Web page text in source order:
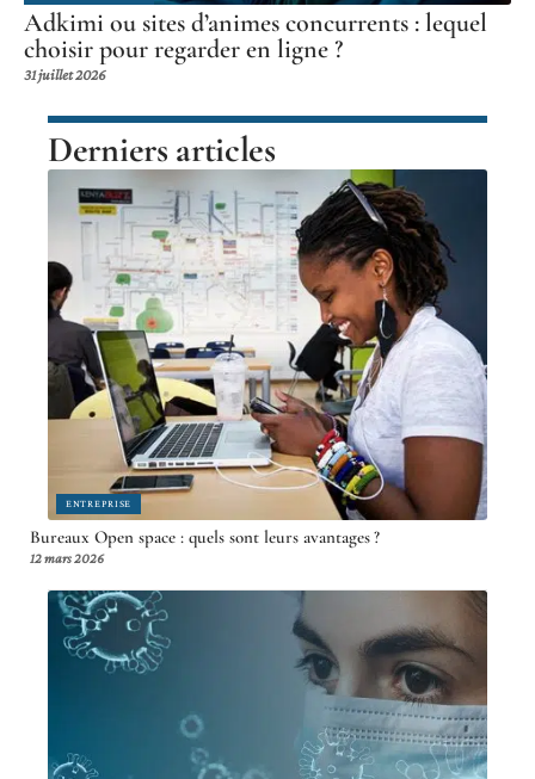
Adkimi ou sites d’animes concurrents : lequel
choisir pour regarder en ligne ?
31 juillet 2026
Derniers articles
ENTREPRISE
Bureaux Open space : quels sont leurs avantages ?
12 mars 2026